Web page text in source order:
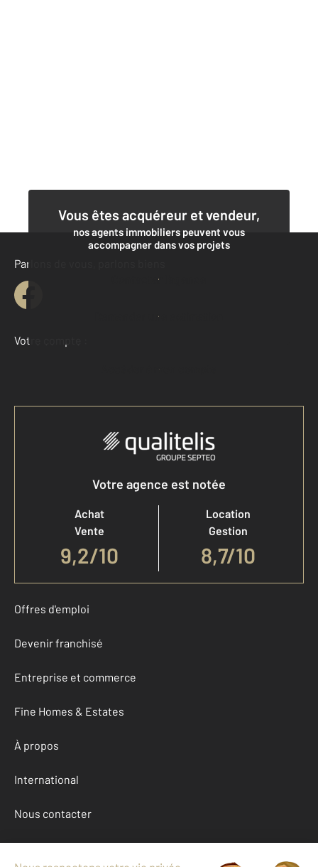
Vous êtes acquéreur et vendeur,
nos agents immobiliers peuvent vous
accompagner dans vos projets
Contacter l'agence
Demander une estimation
Parlons de vous, parlons biens
Votre compte :
Accéder à mon compte
Votre agence est notée
Achat
Vente
9,2/10
Location
Gestion
8,7/10
Offres d'emploi
Devenir franchisé
Entreprise et commerce
Fine Homes & Estates
À propos
International
Nous contacter